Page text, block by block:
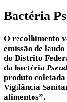
Bactéria
O recolhimento
emissão de
do Distrito
da bactéria
produto
Vigilância
alimentos”.